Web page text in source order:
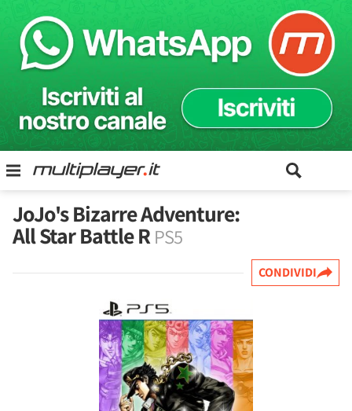
JoJo's Bizarre Adventure:
All Star Battle RPS5
CONDIVIDI